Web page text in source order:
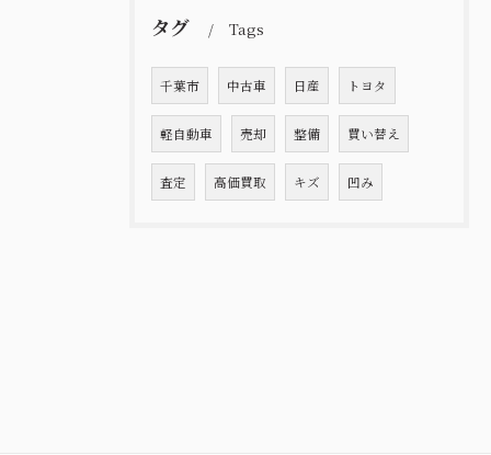
タグ Tags
千葉市 中古車 日産 トヨタ
軽自動車 売却 整備 買い替え
査定 高価買取 キズ 凹み